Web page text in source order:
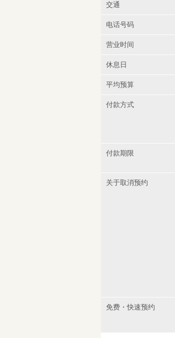
交通
电话号码
营业时间
休息日
平均预算
付款方式
付款期限
关于取消预约
免费・快速预约